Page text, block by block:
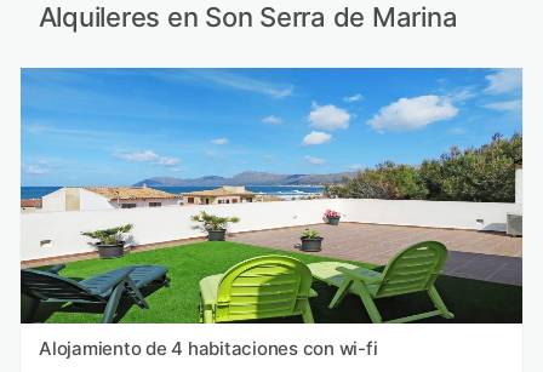
Alquileres en Son Serra de Marina
Alojamiento de 4 habitaciones con wi-fi